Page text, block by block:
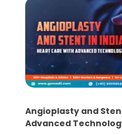
5 Essential Steps for
Collection and